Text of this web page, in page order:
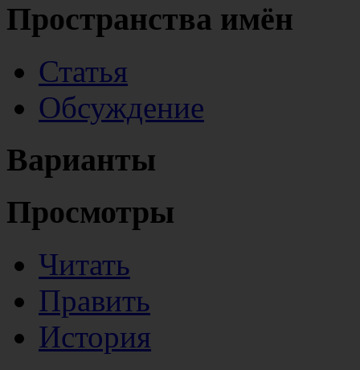
Пространства имён
Статья
Обсуждение
Варианты
Просмотры
Читать
Править
История